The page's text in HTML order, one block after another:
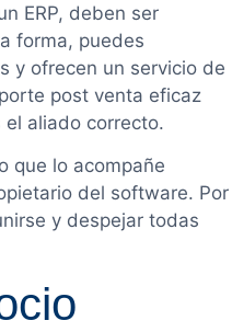
ERP, deben ser
forma, puedes
y ofrecen un servicio de
post venta eficaz
el aliado correcto.
que lo acompañe
del software. Por
y despejar todas